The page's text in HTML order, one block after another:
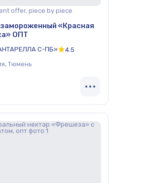
offer, piece by piece
«Красная
ОПТ
С-ПБ»
4.5
Тюмень